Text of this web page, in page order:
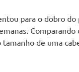
para o dobro do
de uma